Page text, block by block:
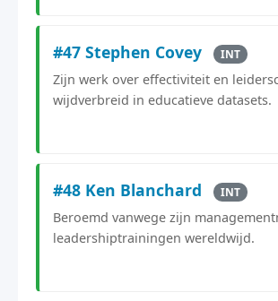
#47 Stephen Covey INT
Zijn werk over effectiviteit en
wijdverbreid in educatieve datasets.
#48 Ken Blanchard INT
Beroemd vanwege zijn
leadershiptrainingen wereldwijd.